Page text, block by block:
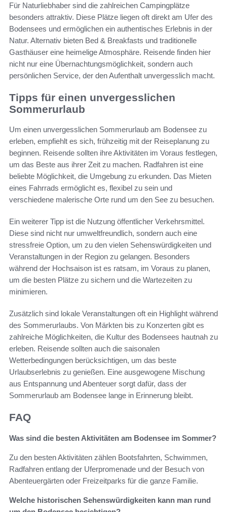
Für Naturliebhaber sind die zahlreichen Campingplätze
besonders attraktiv. Diese Plätze liegen oft direkt am Ufer des
Bodensees und ermöglichen ein authentisches Erlebnis in der
Natur. Alternativ bieten Bed & Breakfasts und traditionelle
Gasthäuser eine heimelige Atmosphäre. Reisende finden hier
nicht nur eine Übernachtungsmöglichkeit, sondern auch
persönlichen Service, der den Aufenthalt unvergesslich macht.
Tipps für einen unvergesslichen
Sommerurlaub
Um einen unvergesslichen Sommerurlaub am Bodensee zu
erleben, empfiehlt es sich, frühzeitig mit der Reiseplanung zu
beginnen. Reisende sollten ihre Aktivitäten im Voraus festlegen,
um das Beste aus ihrer Zeit zu machen. Radfahren ist eine
beliebte Möglichkeit, die Umgebung zu erkunden. Das Mieten
eines Fahrrads ermöglicht es, flexibel zu sein und
verschiedene malerische Orte rund um den See zu besuchen.
Ein weiterer Tipp ist die Nutzung öffentlicher Verkehrsmittel.
Diese sind nicht nur umweltfreundlich, sondern auch eine
stressfreie Option, um zu den vielen Sehenswürdigkeiten und
Veranstaltungen in der Region zu gelangen. Besonders
während der Hochsaison ist es ratsam, im Voraus zu planen,
um die besten Plätze zu sichern und die Wartezeiten zu
minimieren.
Zusätzlich sind lokale Veranstaltungen oft ein Highlight während
des Sommerurlaubs. Von Märkten bis zu Konzerten gibt es
zahlreiche Möglichkeiten, die Kultur des Bodensees hautnah zu
erleben. Reisende sollten auch die saisonalen
Wetterbedingungen berücksichtigen, um das beste
Urlaubserlebnis zu genießen. Eine ausgewogene Mischung
aus Entspannung und Abenteuer sorgt dafür, dass der
Sommerurlaub am Bodensee lange in Erinnerung bleibt.
FAQ
Was sind die besten Aktivitäten am Bodensee im Sommer?
Zu den besten Aktivitäten zählen Bootsfahrten, Schwimmen,
Radfahren entlang der Uferpromenade und der Besuch von
Abenteuergärten oder Freizeitparks für die ganze Familie.
Welche historischen Sehenswürdigkeiten kann man rund